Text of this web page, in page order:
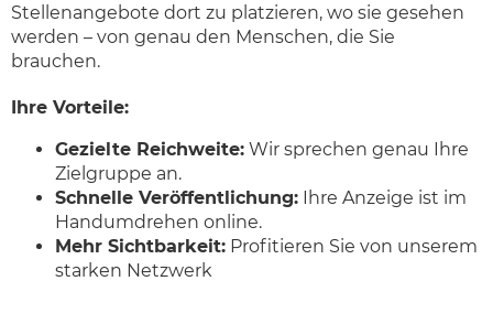
Stellenangebote dort zu platzieren, wo sie gesehen
werden – von genau den Menschen, die Sie
brauchen.
Ihre Vorteile:
Gezielte Reichweite: Wir sprechen genau Ihre
Zielgruppe an.
Schnelle Veröffentlichung: Ihre Anzeige ist im
Handumdrehen online.
Mehr Sichtbarkeit: Profitieren Sie von unserem
starken Netzwerk